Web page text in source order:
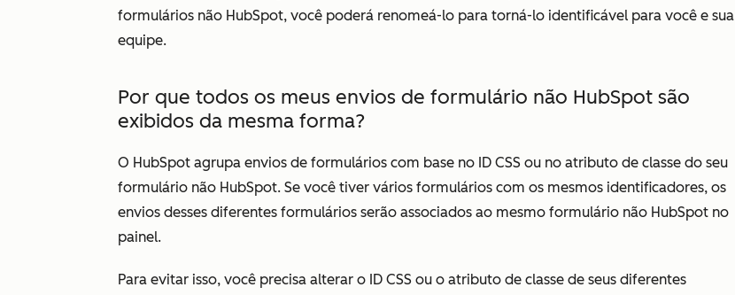
formulários não HubSpot, você poderá renomeá-lo para torná-lo identificável para você e sua
equipe.
Por que todos os meus envios de formulário não HubSpot são
exibidos da mesma forma?
O HubSpot agrupa envios de formulários com base no ID CSS ou no atributo de classe do seu
formulário não HubSpot. Se você tiver vários formulários com os mesmos identificadores, os
envios desses diferentes formulários serão associados ao mesmo formulário não HubSpot no
painel.
Para evitar isso, você precisa alterar o ID CSS ou o atributo de classe de seus diferentes